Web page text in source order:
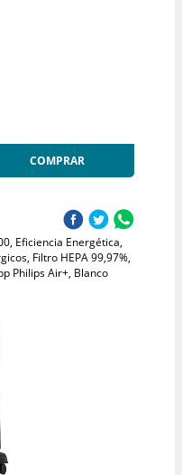
COMPRAR
Eficiencia Energética,
Filtro HEPA 99,97%,
Philips Air+, Blanco